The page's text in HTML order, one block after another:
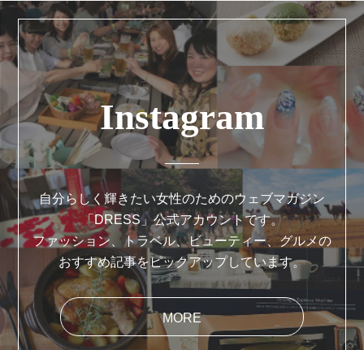
Instagram
自分らしく輝きたい女性のためのウェブマガジン
「DRESS」公式アカウントです。
ファッション、トラベル、ビューティー、グルメの
おすすめ記事をピックアップしています。
MORE